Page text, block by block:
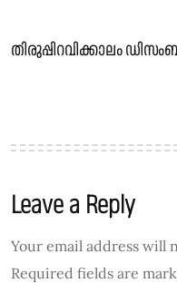
തിരുപ്പിറവിക്കാലം
Leave a Reply
Your email address will
Required fields are